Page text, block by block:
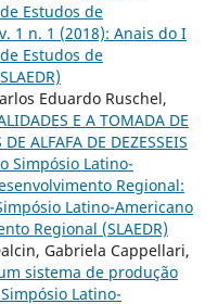
Estudos de
1 n. 1 (2018): Anais do I
Estudos de
Eduardo Ruschel,
E A TOMADA DE
ALFAFA DE DEZESSEIS
Simpósio Latino-
Regional:
Latino-Americano
Regional (SLAEDR)
Gabriela Cappellari,
sistema de produção
Latino-